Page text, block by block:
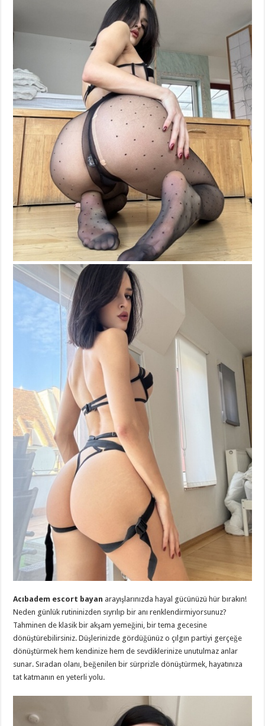
Acıbadem escort bayan arayışlarınızda hayal gücünüzü hür bırakın!
Neden günlük rutininizden sıyrılıp bir anı renklendirmiyorsunuz?
Tahminen de klasik bir akşam yemeğini, bir tema gecesine
dönüştürebilirsiniz. Düşlerinizde gördüğünüz o çılgın partiyi gerçeğe
dönüştürmek hem kendinize hem de sevdiklerinize unutulmaz anlar
sunar. Sıradan olanı, beğenilen bir sürprizle dönüştürmek, hayatınıza
tat katmanın en yeterli yolu.